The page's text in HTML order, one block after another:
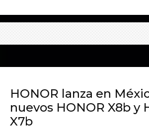
HONOR lanza en
nuevos HONOR X8b y
X7b